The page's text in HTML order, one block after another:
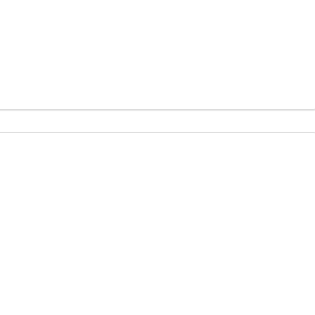
véritable opportunité pour laisser parler vos envies